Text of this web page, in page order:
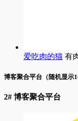
爱吃肉的猫 有
博客聚合平台（随机显示
2# 博客聚合平台